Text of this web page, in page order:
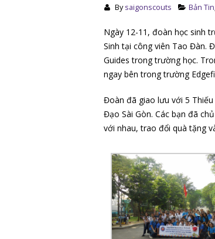
Bysaigonscouts Bản Tin
Ngày 12-11, đoàn học sinh
Sinh tại công viên Tao Đàn.
Guides trong trường học.
ngay bên trong trường
Đoàn đã giao lưu với 5
Đạo Sài Gòn. Các bạn đã
với nhau, trao đổi quà tặng